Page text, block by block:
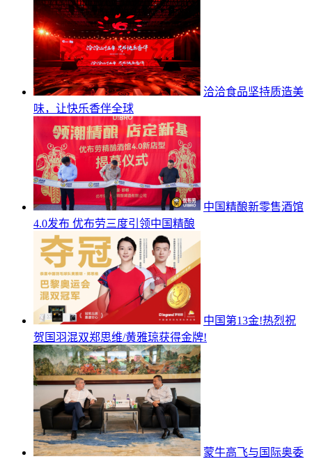
洽洽食品坚持质造美
味，让快乐香伴全球
中国精酿新零售酒馆
4.0发布 优布劳三度引领中国精酿
中国第13金!热烈祝
贺国羽混双郑思维/黄雅琼获得金牌!
蒙牛高飞与国际奥委